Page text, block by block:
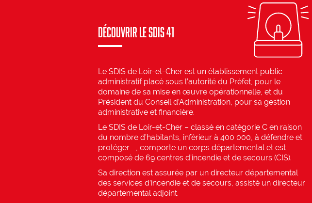
Découvrir Le SDIS 41
Le SDIS de Loir-et-Cher est un établissement public
administratif placé sous l’autorité du Préfet, pour le
domaine de sa mise en œuvre opérationnelle, et du
Président du Conseil d’Administration, pour sa gestion
administrative et financière.
Le SDIS de Loir-et-Cher – classé en catégorie C en raison
du nombre d’habitants, inférieur à 400 000, à défendre et
protéger –, comporte un corps départemental et est
composé de 69 centres d’incendie et de secours (CIS).
Sa direction est assurée par un directeur départemental
des services d’incendie et de secours, assisté un directeur
départemental adjoint.